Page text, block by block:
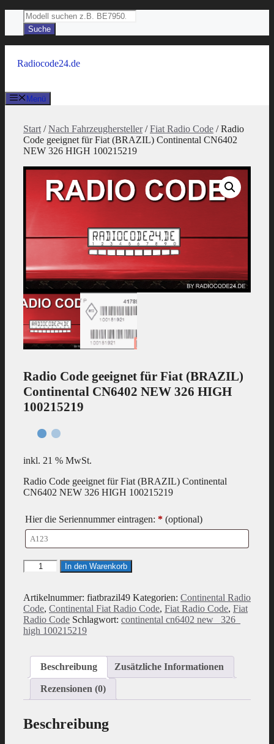
Inhalt
springen
Products
search
Suche
Radiocode24.de
Menü
Start /Nach Fahrzeughersteller/Fiat Radio Code / Radio
Code geeignet für Fiat (BRAZIL) Continental CN6402
NEW 326 HIGH 100215219
Radio Code geeignet für Fiat (BRAZIL)
Continental CN6402 NEW 326 HIGH
100215219
inkl. 21 % MwSt.
Radio Code geeignet für Fiat (BRAZIL) Continental
CN6402 NEW 326 HIGH 100215219
Hier die Seriennummer eintragen: * (optional)
Radio
Code
für
Fiat
(BRAZIL)
Continental
HIGH
100215219
Menge
In den Warenkorb
Artikelnummer: fiatbrazil49 Kategorien: Continental Radio
Code, Continental Fiat Radio Code, Fiat Radio Code, Fiat
Radio Code Schlagwort: continental cn6402 new_ 326_
high 100215219
Beschreibung Zusätzliche Informationen
Rezensionen (0)
Beschreibung